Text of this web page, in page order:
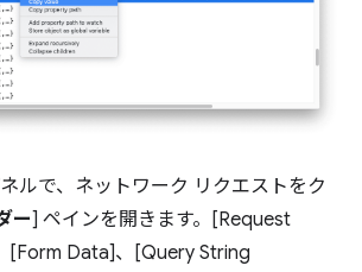
ルで、ネットワーク リクエストをク
ー] ペインを開きます。[Request
[Form Data]、[Query String